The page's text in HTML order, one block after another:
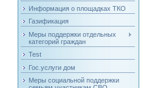
Информация о площадках ТКО
Газификация
Меры поддержки отдельных
категорий граждан
Test
Гос.услуги дом
Меры социальной поддержки